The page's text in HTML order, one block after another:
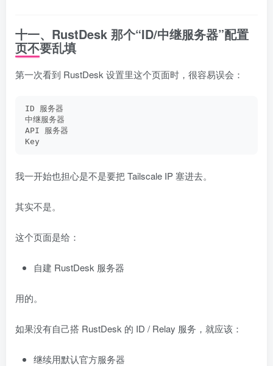
十一、RustDesk 那个“ID/中继服务器”配置
页不要乱填
第一次看到 RustDesk 设置里这个页面时，很容易误会：
ID 服务器
中继服务器
API 服务器
Key
我一开始也担心是不是要把 Tailscale IP 塞进去。
其实不是。
这个页面是给：
自建 RustDesk 服务器
用的。
如果没有自己搭 RustDesk 的 ID / Relay 服务，就应该：
继续用默认官方服务器